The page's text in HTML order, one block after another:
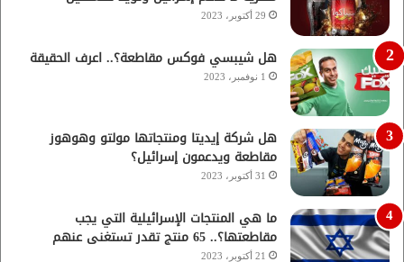
29 أكتوبر، 2023
هل شيبسي فوكس مقاطعة؟.. اعرف الحقيقة
1 نوفمبر، 2023
هل شركة إيديتا ومنتجاتها مولتو وهوهوز
مقاطعة ويدعمون إسرائيل؟
31 أكتوبر، 2023
ما هي المنتجات الإسرائيلية التي يجب
مقاطعتها؟.. 65 منتج تقدر تستغنى عنهم
21 أكتوبر، 2023